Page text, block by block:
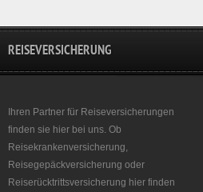
REISEVERSICHERUNG
Ihren Partner für Reiseversicherungen
finden sie hier bei uns. Ob
Reisekrankenversicherung,
Reisegepäckversicherung oder
Reiserücktrittsversicherung hier finden